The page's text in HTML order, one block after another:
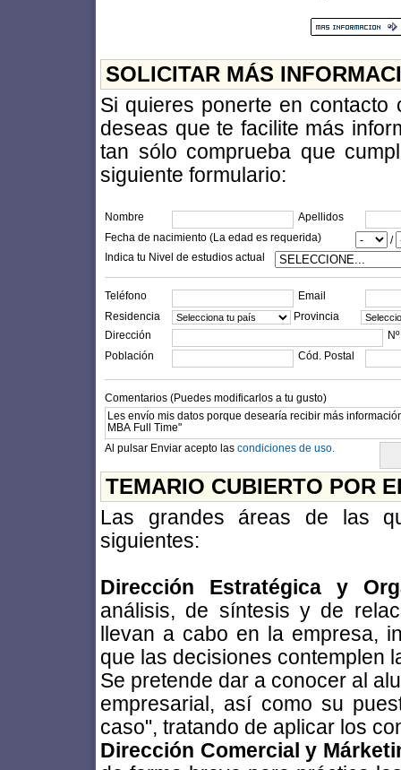
SOLICITAR MÁS
Si quieres ponerte en contacto
deseas que te facilite más
tan sólo comprueba que
siguiente formulario:
Nombre
Apellidos
Fecha de nacimiento (La edad es requerida)
/
Indica tu Nivel de estudios actual
Teléfono
Email
Residencia
Provincia
Dirección
Nº
Población
Cód. Postal
Comentarios (Puedes modificarlos a tu gusto)
Al pulsar Enviar acepto las condiciones de uso.
TEMARIO CUBIERTO POR
Las grandes áreas de las
siguientes:
Dirección Estratégica y
análisis, de síntesis y de
llevan a cabo en la empresa,
que las decisiones contemplen
Se pretende dar a conocer al
empresarial, así como su
caso", tratando de aplicar los
Dirección Comercial y